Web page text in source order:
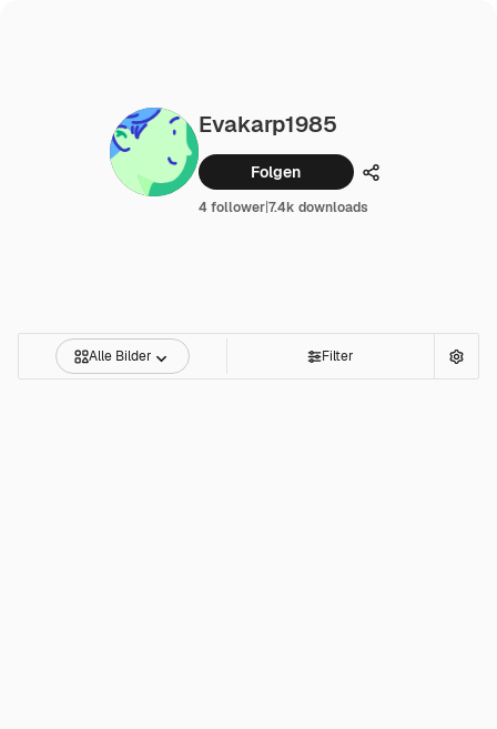
Evakarp1985
Folgen Teilen
4 follower|7.4k downloads
Alle Bilder Filter